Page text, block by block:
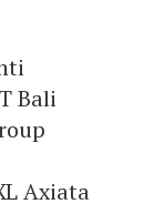
Bali
Axiata